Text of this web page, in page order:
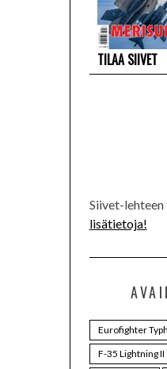
TILAA SIIVET
Siivet-lehteen
lisätietoja!
Eurofighter
F-35 Lightning II